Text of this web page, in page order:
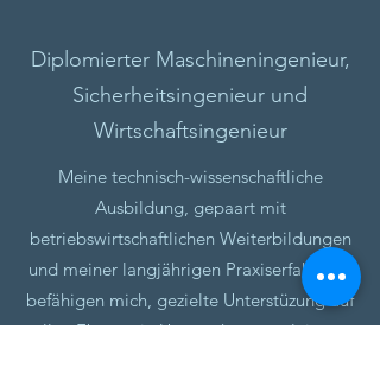
Diplomierter Maschineningenieur,
Sicherheitsingenieur und
Wirtschaftsingenieur
Meine technisch-wissenschaftliche
Ausbildung, gepaart mit
betriebswirtschaftlichen Weiterbildungen
und meiner langjährigen Praxiserfahrung,
befähigen mich, gezielte Unterstüzung auf
allen Ebenen in Unternehmen zu leisten.